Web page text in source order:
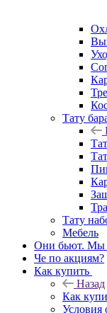
Тату
Тату
Мебель
Они бьют. Мы
Че по акциям?
Как купить
Назад
Как
Условия